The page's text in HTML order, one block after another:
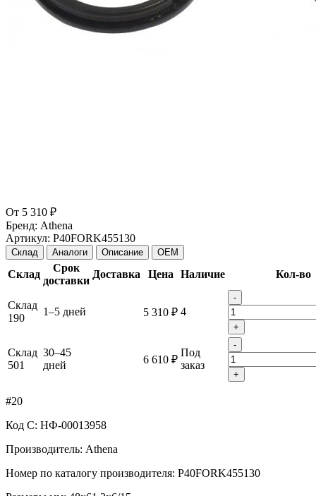
От 5 310 ₽
Бренд: Athena
Артикул: P40FORK455130
Склад Аналоги Описание OEM
Склад
Срок
доставки
Доставка Цена Наличие Кол-во
Склад
190
1–5 дней 5 310 ₽ 4
-
+
Склад
501
30–45
дней
6 610 ₽
Под
заказ
-
+
#20
Код С: НФ-00013958
Производитель: Athena
Номер по каталогу производителя: P40FORK455130